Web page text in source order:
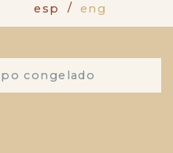
esp eng
congelado